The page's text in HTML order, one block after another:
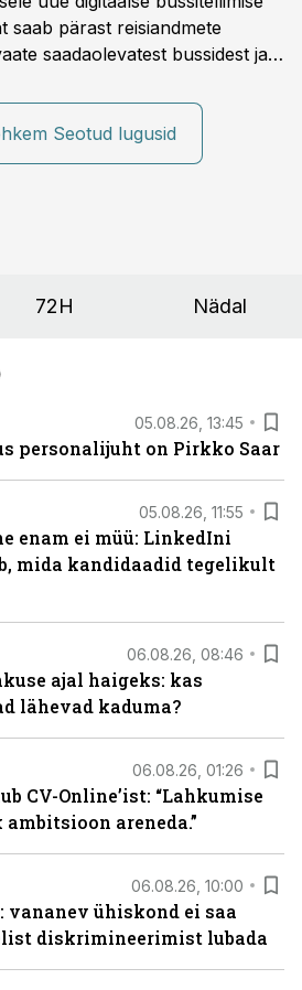
saab pärast reisiandmete
saadaolevatest bussidest ja
ootamata.
Seotud lugusid
72H Nädal
05.08.26, 13:45
personalijuht on Pirkko Saar
05.08.26, 11:55
enam ei müü: LinkedIni
mida kandidaadid tegelikult
06.08.26, 08:46
ajal haigeks: kas
lähevad kaduma?
06.08.26, 01:26
CV-Online’ist: “Lahkumise
areneda.”
06.08.26, 10:00
vananev ühiskond ei saa
diskrimineerimist lubada